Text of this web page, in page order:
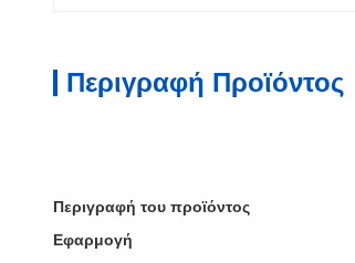
Περιγραφή Προϊόντος
Περιγραφή του προϊόντος
Εφαρμογή